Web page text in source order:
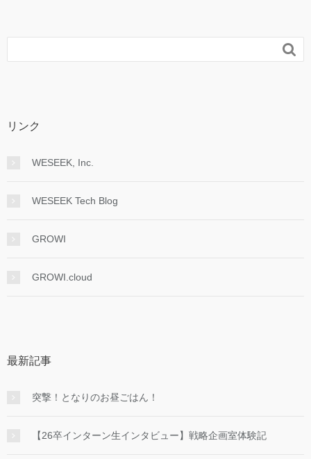

リンク
WESEEK, Inc.
WESEEK Tech Blog
GROWI
GROWI.cloud
最新記事
突撃！となりのお昼ごはん！
【26卒インターン生インタビュー】戦略企画室体験記